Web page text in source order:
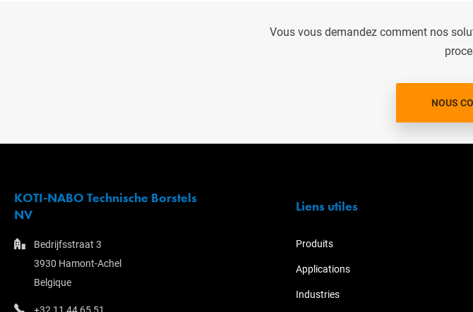
Vous vous demandez comment nos
NOUS
KOTI-NABO Technische Borstels
NV
Bedrijfsstraat 3
3930 Hamont-Achel
Belgique
Liens utiles
Produits
Applications
Industries